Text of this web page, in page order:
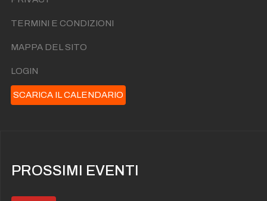
TERMINI E CONDIZIONI
MAPPA DEL SITO
LOGIN
SCARICA IL CALENDARIO
PROSSIMI EVENTI